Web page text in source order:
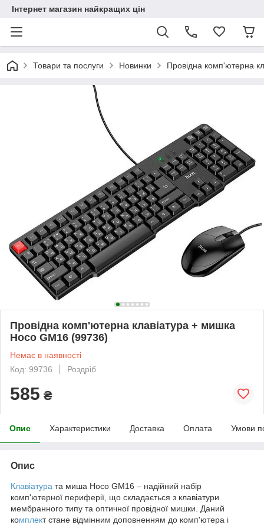
Інтернет магазин найкращих цін
Товари та послуги Новинки Провідна комп'ютерна
Провідна комп'ютерна клавіатура + мишка
Hoco GM16 (99736)
Немає в наявності
Код: 99736
Роздріб
585 ₴
Опис Характеристики Доставка Оплата Умови
Опис
Клавіатура та миша Hoco GM16 – надійний набір
комп'ютерної периферії, що складається з клавіатури
мембранного типу та оптичної провідної мишки. Даний
комплект стане відмінним доповненням до комп'ютера і